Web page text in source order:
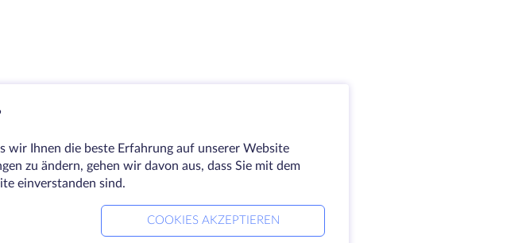
wir Ihnen die beste Erfahrung auf unserer Website
zu ändern, gehen wir davon aus, dass Sie mit dem
einverstanden sind.
COOKIES AKZEPTIEREN